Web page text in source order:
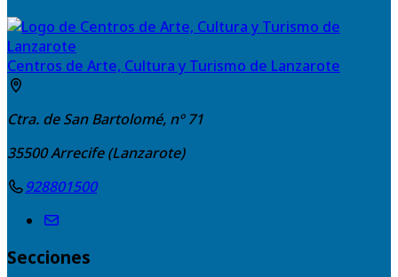
Centros de Arte, Cultura y Turismo de Lanzarote
Ctra. de San Bartolomé, nº 71
35500Arrecife (Lanzarote)
928801500
Secciones